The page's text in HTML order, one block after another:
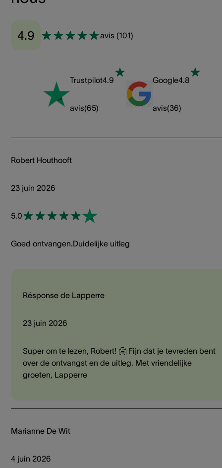
4.9 avis (101)
Trustpilot4.9
avis(65)
Google4.8
avis(36)
Robert Houthooft
23 juin 2026
5.0
Goed ontvangen.Duidelijke uitleg
Résponse de Lapperre
23 juin 2026
Super om te lezen, Robert! 🤗 Fijn dat je tevreden bent
over de ontvangst en de uitleg. Met vriendelijke
groeten, Lapperre
Marianne De Wit
4 juin 2026